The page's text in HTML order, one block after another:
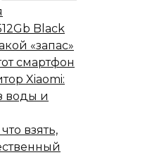
Black
«запас»
смартфон
Xiaomi:
воды и
взять,